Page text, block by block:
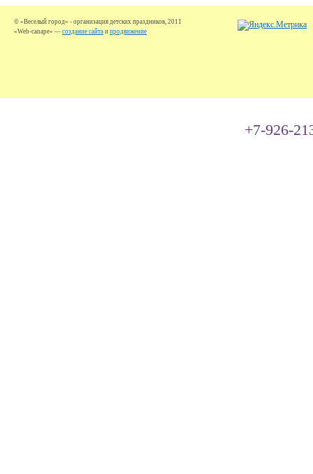
© «Веселый город» - организация детских праздников, 2011
«Web-canape» — создание сайта и продвижение
+7-926-